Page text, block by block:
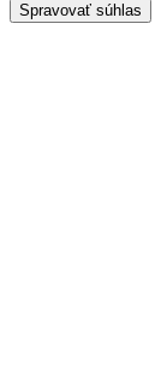
Spravovať súhlas